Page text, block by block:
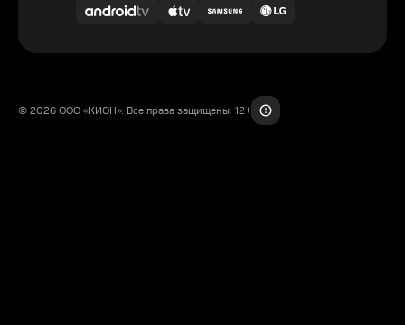
© 2026 ООО «КИОН». Все права защищены. 12+